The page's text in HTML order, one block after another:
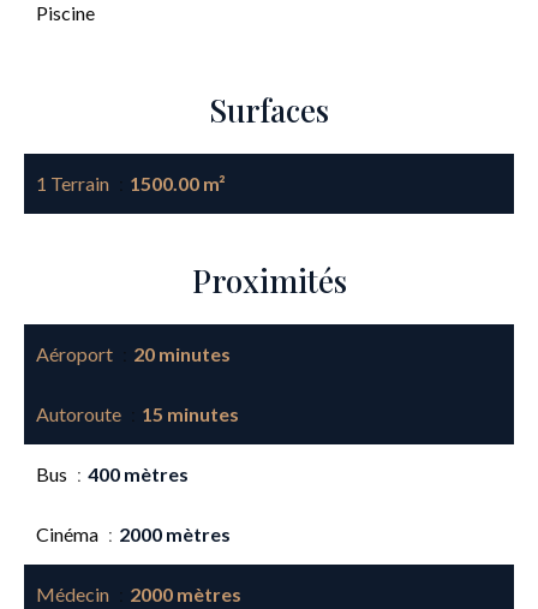
Piscine
Surfaces
1 Terrain 1500.00 m²
Proximités
Aéroport 20 minutes
Autoroute 15 minutes
Bus 400 mètres
Cinéma 2000 mètres
Médecin 2000 mètres